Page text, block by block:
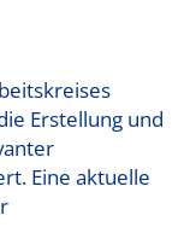
Erstellung und
Eine aktuelle